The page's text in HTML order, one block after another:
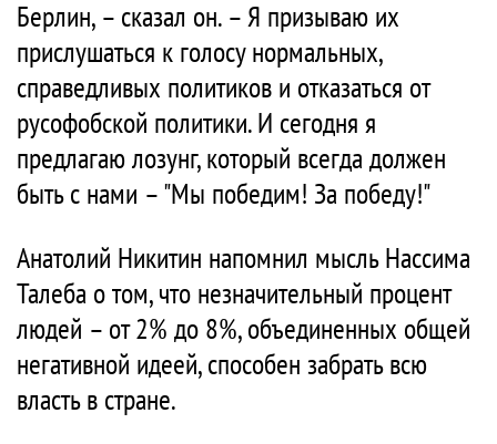
Берлин, – сказал он. – Я призываю их
прислушаться к голосу нормальных,
справедливых политиков и отказаться от
русофобской политики. И сегодня я
предлагаю лозунг, который всегда должен
быть с нами – "Мы победим! За победу!"
Анатолий Никитин напомнил мысль Нассима
Талеба о том, что незначительный процент
людей – от 2% до 8%, объединенных общей
негативной идеей, способен забрать всю
власть в стране.